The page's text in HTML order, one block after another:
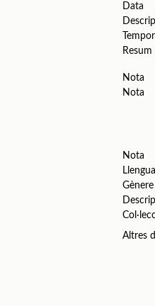
Data
Resum
Nota
Nota
Nota
Gènere
Altres